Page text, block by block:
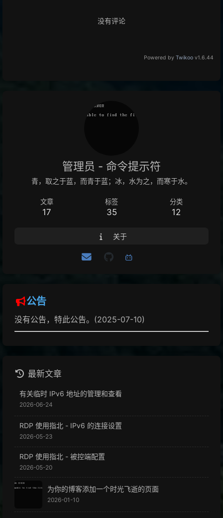
没有评论
Powered by Twikoo v1.6.44
管理员 - 命令提示符
青，取之于蓝，而青于蓝；冰，水为之，而寒于水。
文章
17
标签
35
分类
12
关于
公告
没有公告，特此公告。(2025-07-10)
最新文章
有关临时 IPv6 地址的管理和查看
2026-06-24
RDP 使用指北 - IPv6 的连接设置
2026-05-23
RDP 使用指北 - 被控端配置
2026-05-20
为你的博客添加一个时光飞逝的页面
2026-01-10